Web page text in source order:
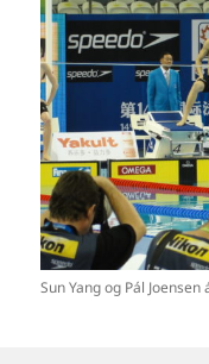
Sun Yang og Pál